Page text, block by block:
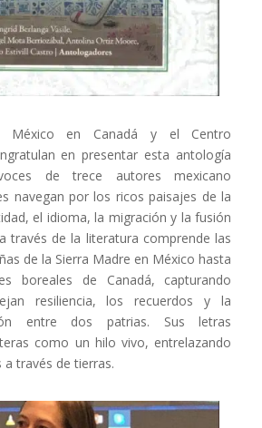
México en Canadá y el Centro
en presentar esta antología
de trece autores mexicano
navegan por los ricos paisajes de la
el idioma, la migración y la fusión
través de la literatura comprende las
de la Sierra Madre en México hasta
boreales de Canadá, capturando
resiliencia, los recuerdos y la
entre dos patrias. Sus letras
como un hilo vivo, entrelazando
través de tierras.